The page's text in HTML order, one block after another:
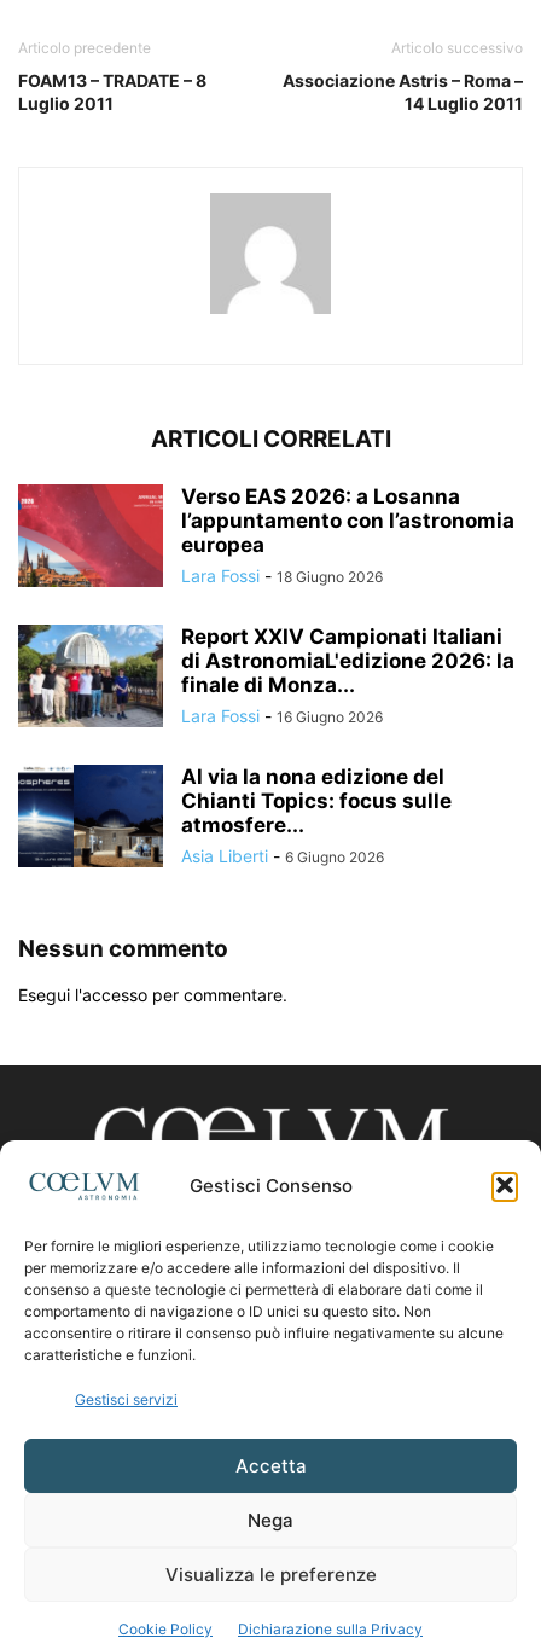
Gestisci Consenso
Per fornire le migliori esperienze, utilizziamo tecnologie come i cookie
per memorizzare e/o accedere alle informazioni del dispositivo. Il
consenso a queste tecnologie ci permetterà di elaborare dati come il
comportamento di navigazione o ID unici su questo sito. Non
acconsentire o ritirare il consenso può influire negativamente su alcune
caratteristiche e funzioni.
Gestisci servizi
Accetta
Nega
Visualizza le preferenze
Cookie Policy Dichiarazione sulla Privacy
Articolo precedente
FOAM13 – TRADATE – 8
Luglio 2011
Articolo successivo
Associazione Astris – Roma –
14 Luglio 2011
ARTICOLI CORRELATI
Verso EAS 2026: a Losanna
l’appuntamento con l’astronomia
europea
Lara Fossi - 18 Giugno 2026
Report XXIV Campionati Italiani
di AstronomiaL'edizione 2026: la
finale di Monza...
Lara Fossi - 16 Giugno 2026
Al via la nona edizione del
Chianti Topics: focus sulle
atmosfere...
Asia Liberti - 6 Giugno 2026
Nessun commento
Esegui l'accesso per commentare.
CHI SIAMO
Contattaci:coelumastro@coelum.com